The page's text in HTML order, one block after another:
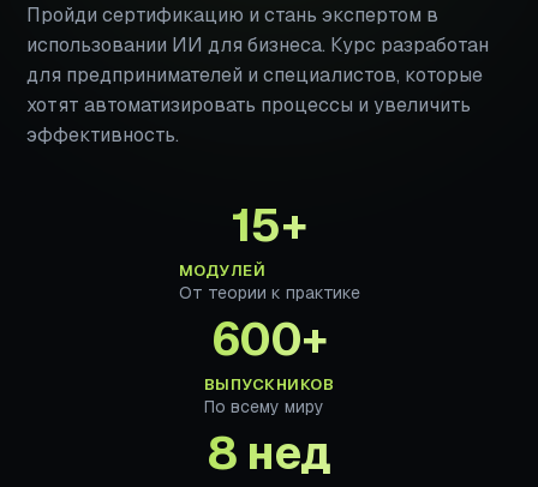
Пройди сертификацию и стань экспертом в
использовании ИИ для бизнеса. Курс разработан
для предпринимателей и специалистов, которые
хотят автоматизировать процессы и увеличить
эффективность.
15+
МОДУЛЕЙ
От теории к практике
600+
ВЫПУСКНИКОВ
По всему миру
8 нед